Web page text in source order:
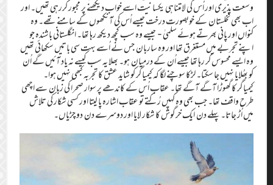
وسعت پذیری اور اُس کی لامتناہی یکسانیت اسے خواب دیکھنے پر مجبور کررہی تھیں۔ اور
اب بھی نخلستان کے خوبصورت درخت جیسے اُس کی آنکھوں کے سامنے تھے۔ وہ
کنواں اور پانی بھرتے ہوئے سلمیٰ- جیسے وہ سب کچھ دیکھ رہا تھا۔ انگلستانی باشندہ جو
اپنے تجربے میں مستغرق تھا اور وہ ساربان جس نے اُسے بہت سی باتیں سکھائی تھیں
وہ ایسے محسوس کر رہا تھا جیسے اُن کے درمیان ہو۔ بھلا یہ سب کیسے نہ یاد آئیں گے اُن
کو بھُلایا نہیں جا سکتا۔ لڑکا سوچنے لگا کہ کیمیاگر کو شاید عشق کا تجربہ کبھی نہیں ہوا۔
کیمیاگر کا گھوڑا آگے آگے تھا۔ عقاب اُس کے کاندھے پر سوار صحرا کی زبان سے اچھی
طرح واقف تھا۔ جب بھی وہ کہیں رُکتے تو عقاب اشارہ پا لیتا اور کسی شکار کی تلاش
میں اُڑ جاتا۔ پہلے دن ایک خرگوش کا شکار لایا اور دوسرے دن دو چڑیاں۔